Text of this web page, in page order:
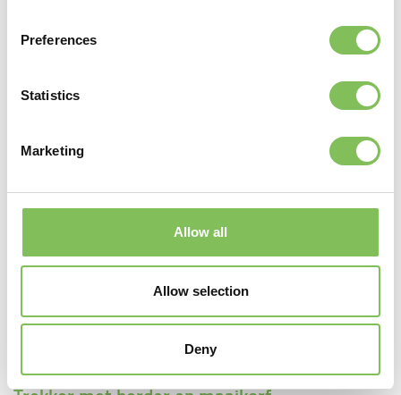
Preferences
Statistics
Marketing
Allow all
Allow selection
Deny